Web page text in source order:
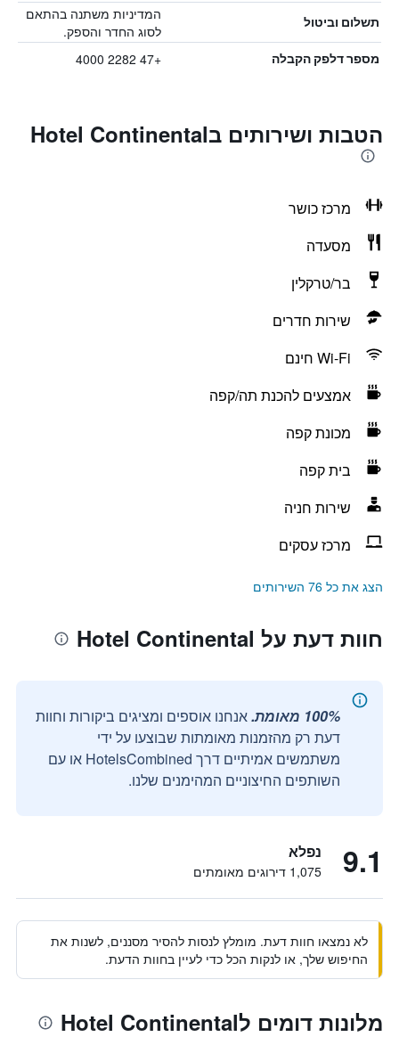
תשלום וביטול
המדיניות משתנה בהתאם
לסוג החדר והספק.
מספר דלפק הקבלה +47 2282 4000
הטבות ושירותים בHotel Continental
מרכז כושר
מסעדה
בר/טרקלין
שירות חדרים
Wi-Fi חינם
אמצעים להכנת תה/קפה
מכונת קפה
בית קפה
שירות חניה
מרכז עסקים
הצג את כל 76 השירותים
חוות דעת על Hotel Continental
100% מאומת.
אנחנו אוספים ומציגים ביקורות וחוות
דעת רק מהזמנות מאומתות שבוצעו על ידי
משתמשים אמיתיים דרך HotelsCombined או עם
השותפים החיצוניים המהימנים שלנו.
9.1 נפלא
1,075 דירוגים מאומתים
לא נמצאו חוות דעת. מומלץ לנסות להסיר מסננים, לשנות את
החיפוש שלך, או לנקות הכל כדי לעיין בחוות הדעת.
מלונות דומים לHotel Continental